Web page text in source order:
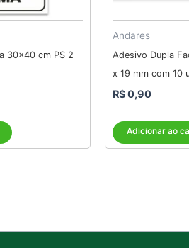
30×40 cm PS 2
Andares
Adesivo Dupla
x 19 mm com 10
R$0,90
Adicionar ao